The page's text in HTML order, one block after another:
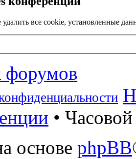
все cookie, установленные
форумов
•
основе phpBB